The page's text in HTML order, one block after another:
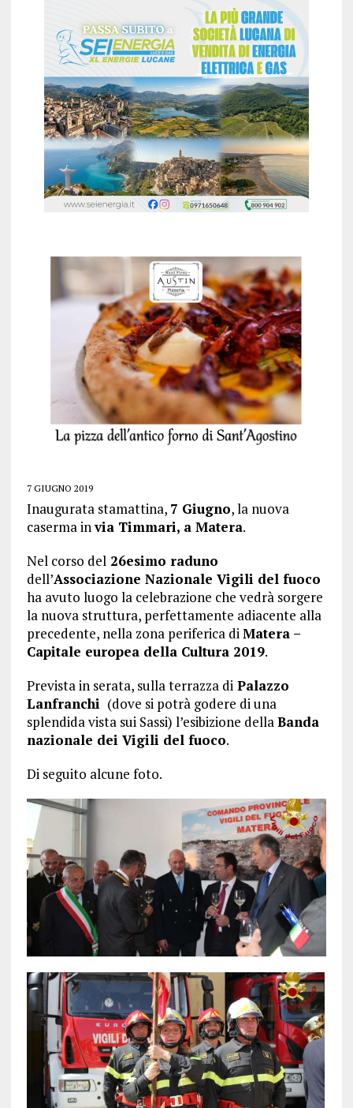
7 GIUGNO 2019
Inaugurata stamattina, 7 Giugno, la nuova
caserma invia Timmari, a Matera.
Nel corso del26esimo raduno
dell’Associazione Nazionale Vigili del fuoco
ha avuto luogo la celebrazione che vedrà sorgere
la nuova struttura, perfettamente adiacente alla
precedente, nella zona periferica diMatera –
Capitale europea della Cultura 2019.
Prevista in serata, sulla terrazza diPalazzo
Lanfranchi (dove si potrà godere di una
splendida vista sui Sassi) l’esibizione dellaBanda
nazionale dei Vigili del fuoco.
Di seguito alcune foto.